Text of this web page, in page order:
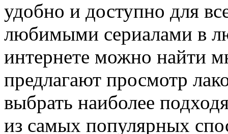
удобно и доступно для
любимыми сериалами в
интернете можно найти
предлагают просмотр
выбрать наиболее
из самых популярных